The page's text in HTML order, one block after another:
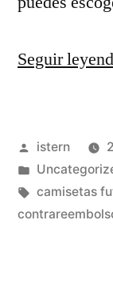
Seguir
Publicado
por
istern
Publicado
en
Etiquetas:
camisetas